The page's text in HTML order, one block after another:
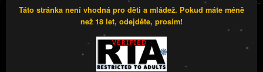
Táto stránka není vhodná pro děti a mládež. Pokud máte méně
než 18 let, odejděte, prosím!